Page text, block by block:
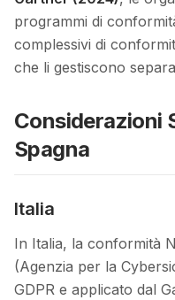
programmi di
complessivi di
che li gestiscono
Considerazioni
Spagna
Italia
In Italia, la conformità
(Agenzia per la
GDPR e applicato dal